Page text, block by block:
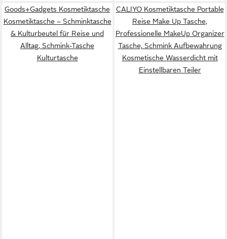
Goods+Gadgets Kosmetiktasche
Kosmetiktasche – Schminktasche
& Kulturbeutel für Reise und
Alltag, Schmink-Tasche
Kulturtasche
CALIYO Kosmetiktasche Portable
Reise Make Up Tasche,
Professionelle MakeUp Organizer
Tasche, Schmink Aufbewahrung
Kosmetische Wasserdicht mit
Einstellbaren Teiler